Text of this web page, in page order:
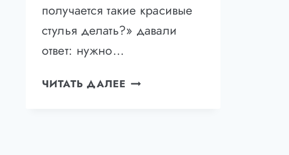
получается такие красивые
стулья делать?» давали
ответ: нужно…
ЧИТАТЬ ДАЛЕЕ КАК